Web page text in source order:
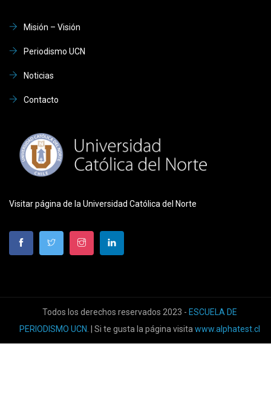
Misión – Visión
Periodismo UCN
Noticias
Contacto
Visitar página de la Universidad Católica del Norte
Todos los derechos reservados 2023 - ESCUELA DE
PERIODISMO UCN
. | Si te gusta la página visita www.alphatest.cl